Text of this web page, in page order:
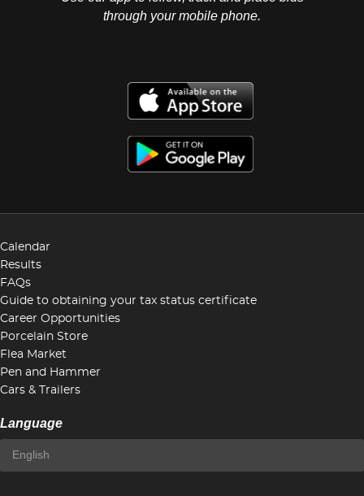
Artnet, 30 de agosto de 2021, "5 things to know
through your mobile phone.
Calendar
Results
FAQs
Guide to obtaining your tax status certificate
Career Opportunities
Porcelain Store
Flea Market
Pen and Hammer
Cars & Trailers
Language